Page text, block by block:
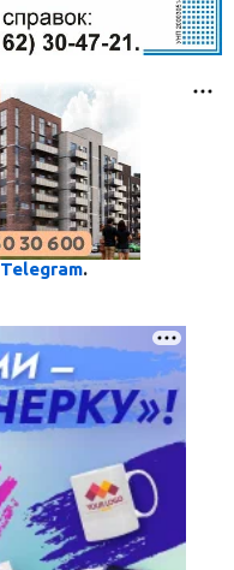
Telegram.